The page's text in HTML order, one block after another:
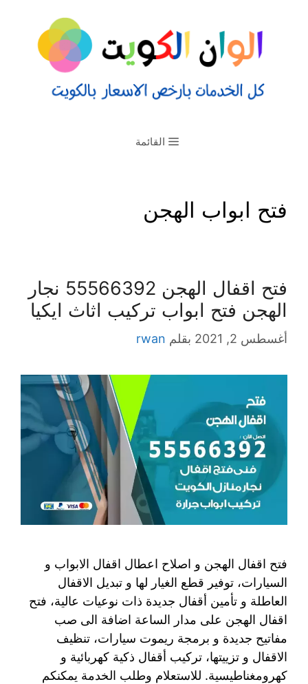
القائمة
فتح ابواب الهجن
فتح اقفال الهجن 55566392 نجار
الهجن فتح ابواب تركيب اثاث ايكيا
أغسطس 2, 2021 بقلم rwan
فتح اقفال الهجن و اصلاح اعطال اقفال الابواب و
السيارات، توفير قطع الغيار لها و تبديل الاقفال
العاطلة و تأمين أقفال جديدة ذات نوعيات عالية، فتح
اقفال الهجن على مدار الساعة اضافة الى صب
مفاتيح جديدة و برمجة ريموت سيارات، تنظيف
الاقفال و تزييتها، تركيب أقفال ذكية كهربائية و
كهرومغناطيسية. للاستعلام وطلب الخدمة يمكنكم